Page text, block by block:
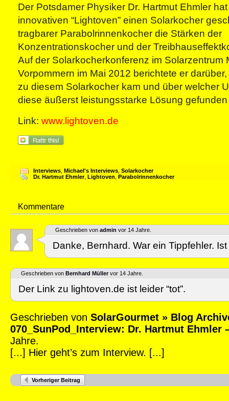
Der Potsdamer Physiker Dr. Hartmut Ehmler
innovativen “Lightoven” einen Solarkocher
tragbarer Parabolrinnenkocher die Stärken der
Konzentrationskocher und der
Auf der Solarkocherkonferenz im Solarzentrum
Vorpommern im Mai 2012 berichtete er
zu diesem Solarkocher kam und über welcher
diese äußerst leistungsstarke Lösung
Link: www.lightoven.de
Interviews Michael's Interviews Solarkocher
Dr. Hartmut Ehmler, Lightoven Parabolrinnenkocher
Kommentare
Geschrieben von admin vor 14 Jahre.
Danke, Bernhard. War ein Tippfehler.
Geschrieben von Bernhard Müllervor 14 Jahre.
Der Link zu lightoven.de ist leider “tot”.
Geschrieben von SolarGourmet » Blog
070_SunPod_Interview: Dr. Hartmut Ehmler
Jahre.
[...] Hier geht’s zum Interview. [...]
Vorheriger Beitrag